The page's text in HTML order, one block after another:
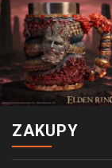
ZAKUPY